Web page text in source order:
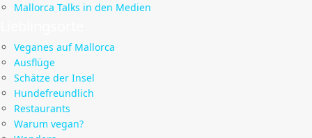
Mallorca Talks in den Medien
Veganes auf Mallorca
Ausflüge
Schätze der Insel
Hundefreundlich
Restaurants
Warum vegan?